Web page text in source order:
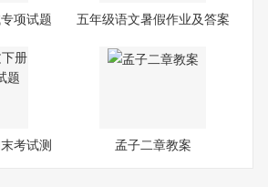
项试题
五年级语文暑假作业及答案
考试测
孟子二章教案